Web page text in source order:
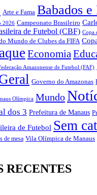
Arte e Fama Babados e
2026 Campeonato Brasileiro
de Futebol (CBF) Copa
Mundo de Clubes da FIFA
Economia
Amazonense de Futebol (FAF)
Governo do Amazonas
Olímpica Mundo
dos 3 Prefeitura de Manaus
de Futebol Sem
de mesa Vila Olímpica de Manaus
RECENTES